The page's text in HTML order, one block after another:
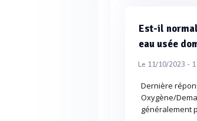
Est-il
eau usée
Le 11/10/2023 - 1
Dernière
Oxygène/
généralement